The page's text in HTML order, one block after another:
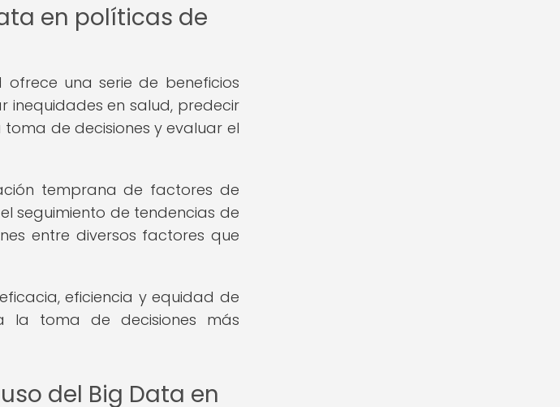
en políticas de
una serie de beneficios
en salud, predecir
de decisiones y evaluar el
temprana de factores de
seguimiento de tendencias de
entre diversos factores que
eficiencia y equidad de
la toma de decisiones más
del Big Data en